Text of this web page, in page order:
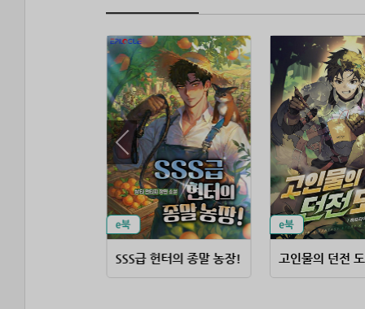
SSS급 헌터의 종말 농장! 고인물의 던전